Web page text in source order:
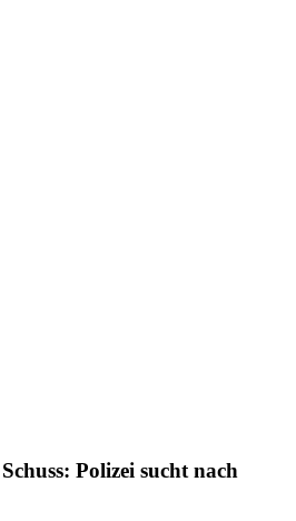
Polizei sucht nach